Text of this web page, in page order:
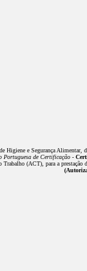
Higiene e Segurança
Portuguesa de Certificação -
Trabalho (ACT), para a